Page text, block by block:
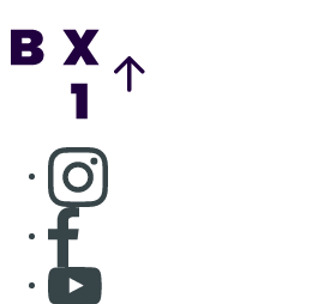
Consulter page Instagram
Consulter page Facebook
Consulter Youtube